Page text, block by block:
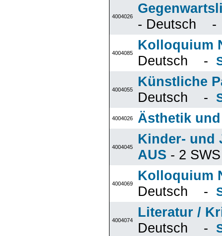
4004026
- Deutsch
4004085
Kolloquium
Deutsch -
4004055
Künstliche
Deutsch -
4004026 Ästhetik
4004045
Kinder- und
AUS - 2
4004069
Kolloquium
Deutsch -
4004074
Literatur /
Deutsch -